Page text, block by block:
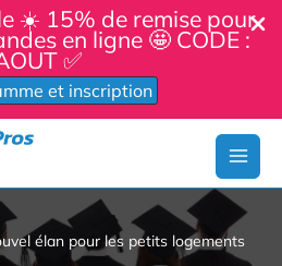
☀️ 15% de remise pour
en ligne 🤩 CODE :
✅
et inscription
élan pour les petits logements